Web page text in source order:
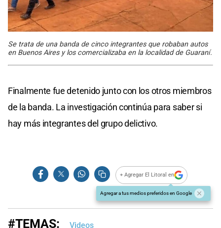
Se trata de una banda de cinco integrantes que robaban autos
en Buenos Aires y los comercializaba en la localidad de Guaraní.
Finalmente fue detenido junto con los otros miembros
de la banda. La investigación continúa para saber si
hay más integrantes del grupo delictivo.
+ Agregar El Litoral en
Agregar a tus medios preferidos en Google
#TEMAS: Videos